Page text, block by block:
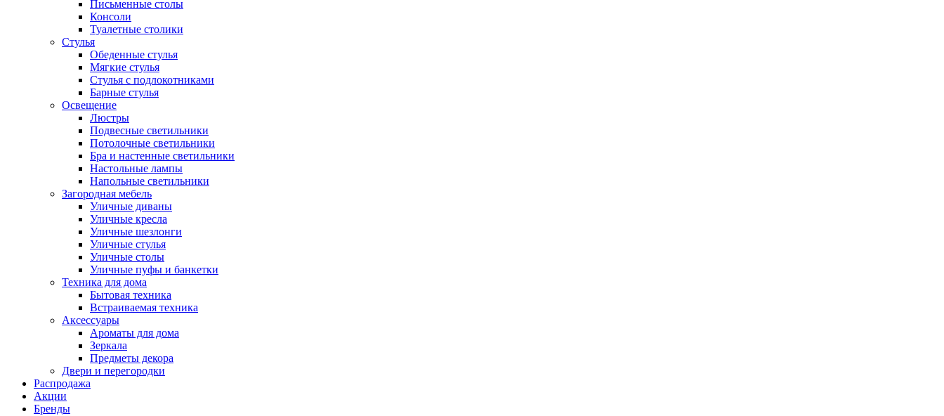
Письменные столы
Консоли
Туалетные столики
Стулья
Обеденные стулья
Мягкие стулья
Стулья с подлокотниками
Барные стулья
Освещение
Люстры
Подвесные светильники
Потолочные светильники
Бра и настенные светильники
Настольные лампы
Напольные светильники
Загородная мебель
Уличные диваны
Уличные кресла
Уличные шезлонги
Уличные стулья
Уличные столы
Уличные пуфы и банкетки
Техника для дома
Бытовая техника
Встраиваемая техника
Аксессуары
Ароматы для дома
Зеркала
Предметы декора
Двери и перегородки
Распродажа
Акции
Бренды